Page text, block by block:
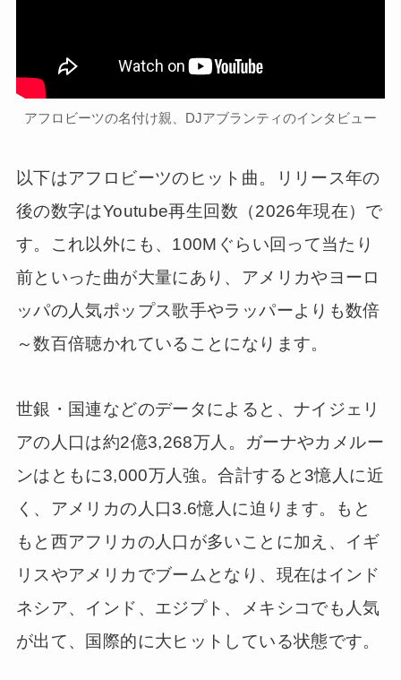
アフロビーツの名付け親、DJアブランティのインタビュー
以下はアフロビーツのヒット曲。リリース年の
後の数字はYoutube再生回数（2026年現在）で
す。これ以外にも、100Mぐらい回って当たり
前といった曲が大量にあり、アメリカやヨーロ
ッパの人気ポップス歌手やラッパーよりも数倍
～数百倍聴かれていることになります。
世銀・国連などのデータによると、ナイジェリ
アの人口は約2億3,268万人。ガーナやカメルー
ンはともに3,000万人強。合計すると3憶人に近
く、アメリカの人口3.6憶人に迫ります。もと
もと西アフリカの人口が多いことに加え、イギ
リスやアメリカでブームとなり、現在はインド
ネシア、インド、エジプト、メキシコでも人気
が出て、国際的に大ヒットしている状態です。